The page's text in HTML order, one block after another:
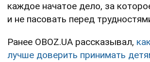
каждое начатое дело, за
и не пасовать перед
Ранее OBOZ.UA рассказывал,
лучше доверить принимать